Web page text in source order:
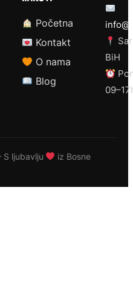
Početna
Kontakt
O nama
Blog
BiH
ljubavlju iz Bosne